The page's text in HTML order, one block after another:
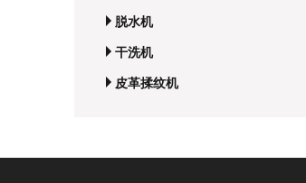
脱水机
干洗机
皮革揉纹机